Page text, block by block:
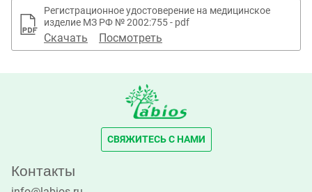
Регистрационное удостоверение на медицинское
изделие МЗ РФ № 2002:755 - pdf
Скачать Посмотреть
СВЯЖИТЕСЬ С НАМИ
Контакты